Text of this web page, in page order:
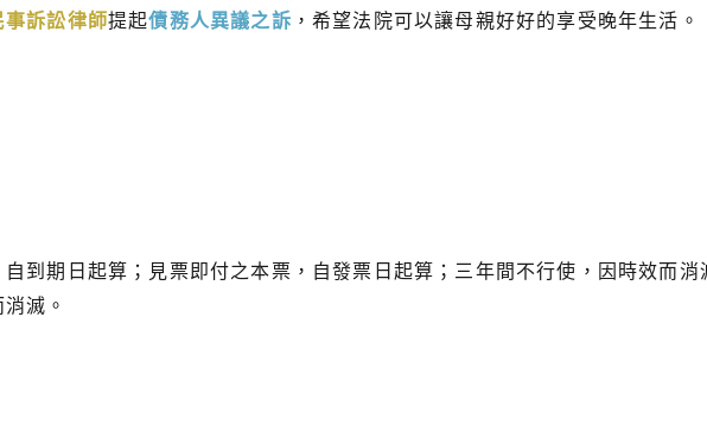
事訴訟律師提起債務人異議之訴 ，希望法院可以讓母親好好的享受晚年生活。
到期日起算；見票即付之本票，自發票日起算；三年間不行使，因時效而消
滅。